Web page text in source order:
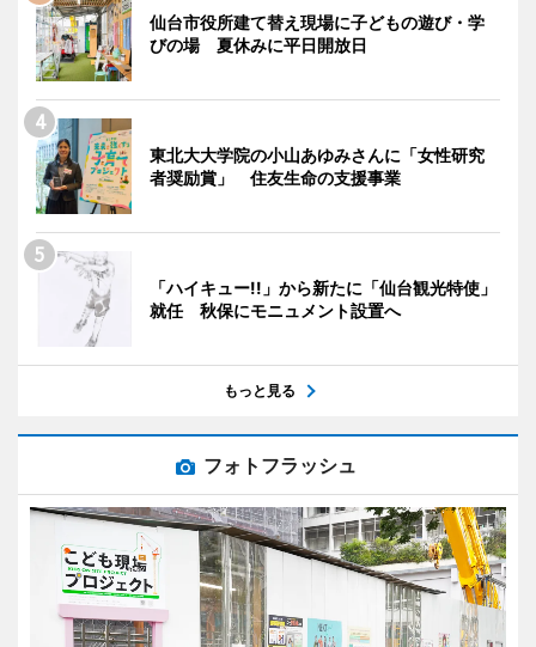
仙台市役所建て替え現場に子どもの遊び・学
びの場 夏休みに平日開放日
東北大大学院の小山あゆみさんに「女性研究
者奨励賞」 住友生命の支援事業
「ハイキュー!!」から新たに「仙台観光特使」
就任 秋保にモニュメント設置へ
もっと見る
フォトフラッシュ